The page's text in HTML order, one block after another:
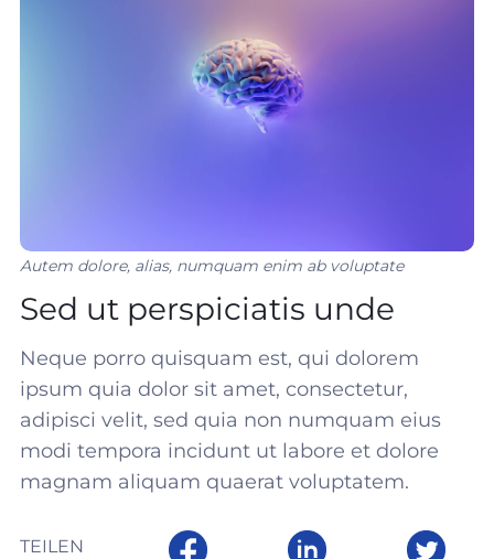
Autem dolore, alias, numquam enim ab voluptate
Sed ut perspiciatis unde
Neque porro quisquam est, qui dolorem
ipsum quia dolor sit amet, consectetur,
adipisci velit, sed quia non numquam eius
modi tempora incidunt ut labore et dolore
magnam aliquam quaerat voluptatem.
TEILEN